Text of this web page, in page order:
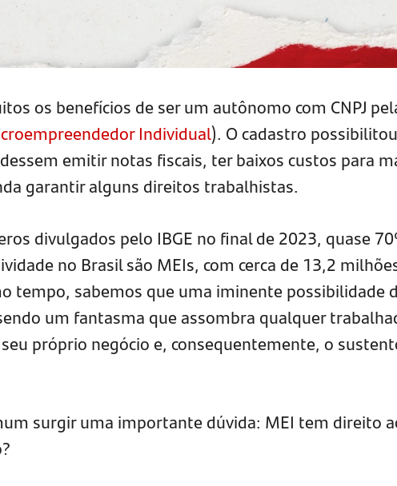
os benefícios de ser um autônomo com CNPJ
Individual). O cadastro
emitir notas fiscais, ter baixos custos para
garantir alguns direitos trabalhistas.
divulgados pelo IBGE no final de 2023, quase
no Brasil são MEIs, com cerca de 13,2
tempo, sabemos que uma iminente possibilidade
um fantasma que assombra qualquer
próprio negócio e, consequentemente, o
surgir uma importante dúvida: MEI tem direito